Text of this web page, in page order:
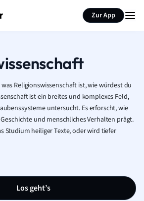
Zur App
Religionswissenschaft ist, wie würdest du
ist ein breites und komplexes Feld,
untersucht. Es erforscht, wie
und menschliches Verhalten prägt.
Studium heiliger Texte, oder wird tiefer
Los geht’s
Seite zusammenfassen